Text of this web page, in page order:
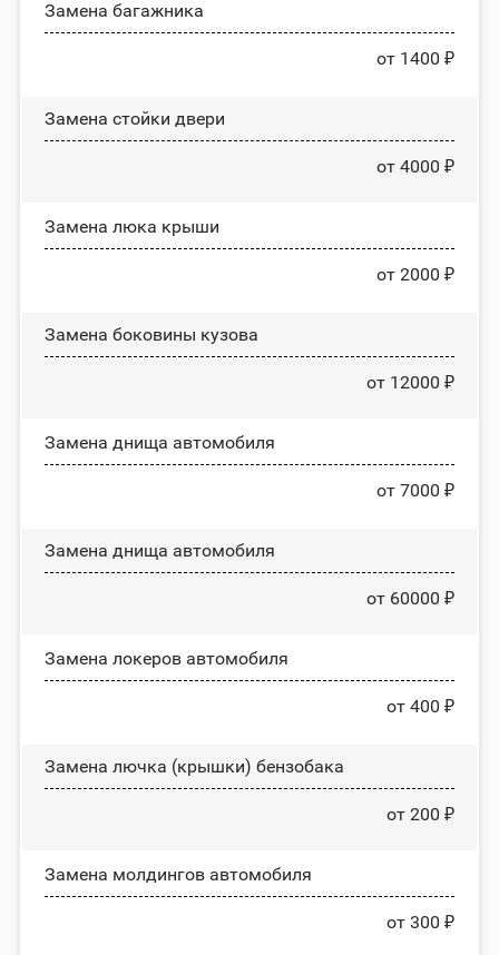
Замена багажника
от 1400 ₽
Зaмeнa cтoйĸи двepи
от 4000 ₽
Зaмeнa люĸa ĸpыши
от 2000 ₽
Замена боковины кузова
от 12000 ₽
Замена днища автомобиля
от 7000 ₽
Замена днища автомобиля
от 60000 ₽
Замена лoĸepoв автомобиля
от 400 ₽
Замена лючка (крышки) бензобака
от 200 ₽
Замена молдингов автомобиля
от 300 ₽